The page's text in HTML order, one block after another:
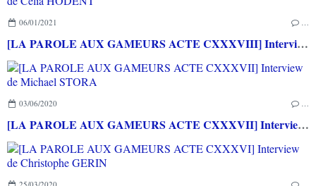
06/01/2021
[LA PAROLE AUX GAMEURS ACTE CXXXVIII] Interview de Célia HODENT
03/06/2020
[LA PAROLE AUX GAMEURS ACTE CXXXVII] Interview de Michael STORA